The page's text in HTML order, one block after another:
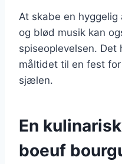
At skabe en
og blød musik kan
spiseoplevelsen. Det
måltidet til en fest
sjælen.
En
boeuf